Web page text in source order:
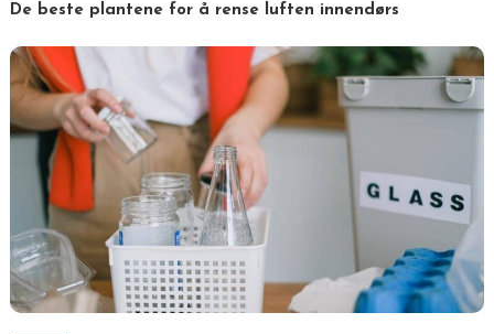
De beste plantene for å rense luften innendørs